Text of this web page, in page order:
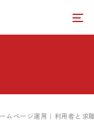
ムページ運用｜利用者と求